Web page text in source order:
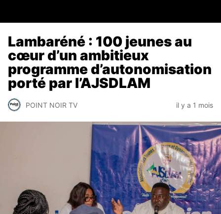
Lambaréné : 100 jeunes au
cœur d’un ambitieux
programme d’autonomisation
porté par l’AJSDLAM
POINT NOIR TV il y a 1 mois